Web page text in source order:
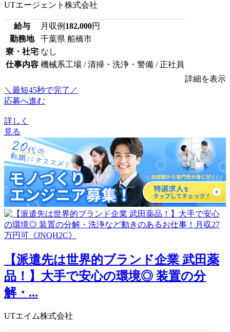
UTエージェント株式会社
給与 月収例 182,000円
勤務地
千葉県 船橋市
寮・社宅 なし
仕事内容 機械系工場 / 清掃・洗浄・警備 / 正社員
詳細を表示
＼最短45秒で完了／
応募へ進む
詳しく
見る
【派遣先は世界的ブランド企業 武田薬
品！】大手で安心の環境◎ 装置の分
解・...
UTエイム株式会社